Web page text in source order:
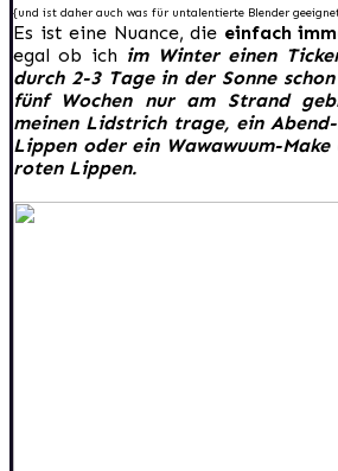
{und ist daher auch was für untalentierte Blender
Es ist eine Nuance, die einfach
egal ob ich im Winter einen
durch 2-3 Tage in der Sonne
fünf Wochen nur am Strand
meinen Lidstrich trage, ein
Lippen oder ein Wawawuum-
roten Lippen.